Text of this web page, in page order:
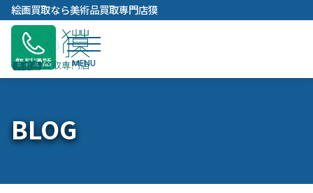
内
容
キ
絵画買取なら美術品買取専門店獏
無料通話
BLOG